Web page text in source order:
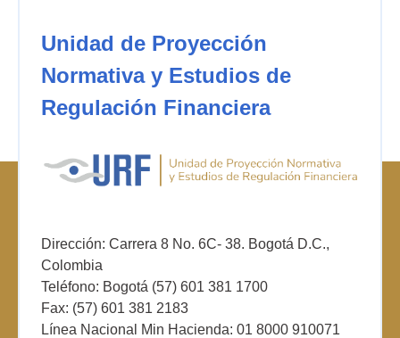
Unidad de Proyección
Normativa y Estudios de
Regulación Financiera
Dirección: Carrera 8 No. 6C- 38. Bogotá D.C.,
Colombia
Teléfono: Bogotá (57) 601 381 1700
Fax: (57) 601 381 2183
Línea Nacional Min Hacienda: 01 8000 910071